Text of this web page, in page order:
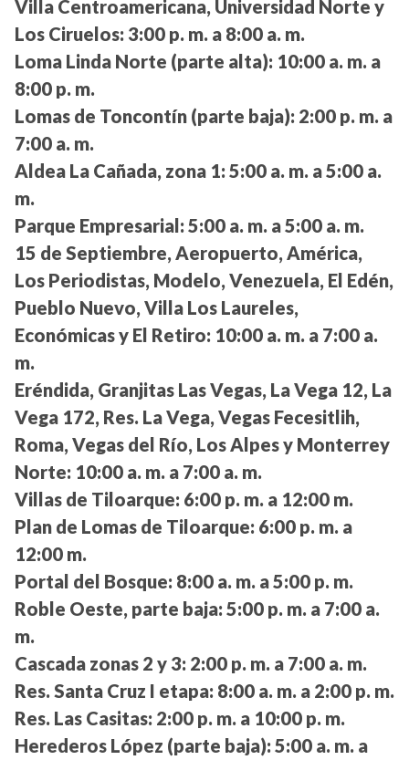
Villa Centroamericana, Universidad Norte y
Los Ciruelos: 3:00 p. m. a 8:00 a. m.
Loma Linda Norte (parte alta): 10:00 a. m. a
8:00 p. m.
Lomas de Toncontín (parte baja): 2:00 p. m. a
7:00 a. m.
Aldea La Cañada, zona 1: 5:00 a. m. a 5:00 a.
m.
Parque Empresarial: 5:00 a. m. a 5:00 a. m.
15 de Septiembre, Aeropuerto, América,
Los Periodistas, Modelo, Venezuela, El Edén,
Pueblo Nuevo, Villa Los Laureles,
Económicas y El Retiro: 10:00 a. m. a 7:00 a.
m.
Eréndida, Granjitas Las Vegas, La Vega 12, La
Vega 172, Res. La Vega, Vegas Fecesitlih,
Roma, Vegas del Río, Los Alpes y Monterrey
Norte: 10:00 a. m. a 7:00 a. m.
Villas de Tiloarque: 6:00 p. m. a 12:00 m.
Plan de Lomas de Tiloarque: 6:00 p. m. a
12:00 m.
Portal del Bosque: 8:00 a. m. a 5:00 p. m.
Roble Oeste, parte baja: 5:00 p. m. a 7:00 a.
m.
Cascada zonas 2 y 3: 2:00 p. m. a 7:00 a. m.
Res. Santa Cruz I etapa: 8:00 a. m. a 2:00 p. m.
Res. Las Casitas: 2:00 p. m. a 10:00 p. m.
Herederos López (parte baja): 5:00 a. m. a